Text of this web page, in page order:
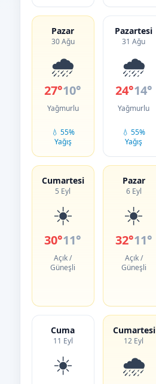
Pazar
30 Ağu
🌧️
27°10°
Yağmurlu
💧 55%
Yağış
Pazartesi
31 Ağu
🌧️
24°14°
Yağmurlu
💧 55%
Yağış
Cumartesi
5 Eyl
☀️
30°11°
Açık /
Güneşli
Pazar
6 Eyl
☀️
32°11°
Açık /
Güneşli
Cuma
11 Eyl
☀️
Cumartesi
12 Eyl
🌧️